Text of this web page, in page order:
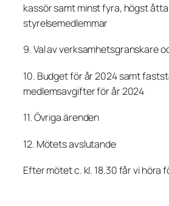
kassör samt minst fyra, högst åtta
styrelsemedlemmar
9. Val av verksamhetsgranskare
10. Budget för år 2024 samt
medlemsavgifter för år 2024
11. Övriga ärenden
12. Mötets avslutande
Efter mötet c. kl. 18.30 får vi höra